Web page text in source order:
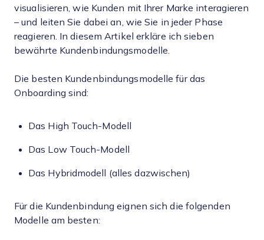
visualisieren, wie Kunden mit Ihrer Marke interagieren
– und leiten Sie dabei an, wie Sie in jeder Phase
reagieren. In diesem Artikel erkläre ich sieben
bewährte Kundenbindungsmodelle.
Die besten Kundenbindungsmodelle für das
Onboarding sind:
Das High Touch-Modell
Das Low Touch-Modell
Das Hybridmodell (alles dazwischen)
Für die Kundenbindung eignen sich die folgenden
Modelle am besten: